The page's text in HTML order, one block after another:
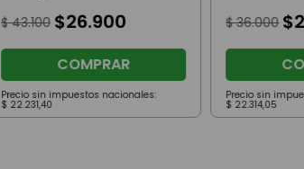
$ 43.100 $26.900
COMPRAR
Precio sin impuestos nacionales:
$ 22.231,40
$ 36.000 $
Precio sin
$ 22.314,05